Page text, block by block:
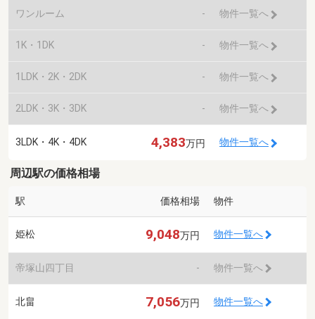
ワンルーム - 物件一覧へ
1K・1DK - 物件一覧へ
1LDK・2K・2DK - 物件一覧へ
2LDK・3K・3DK - 物件一覧へ
3LDK・4K・4DK 4,383万円 物件一覧へ
周辺駅の価格相場
駅 価格相場 物件
姫松 9,048万円 物件一覧へ
帝塚山四丁目 - 物件一覧へ
北畠 7,056万円 物件一覧へ